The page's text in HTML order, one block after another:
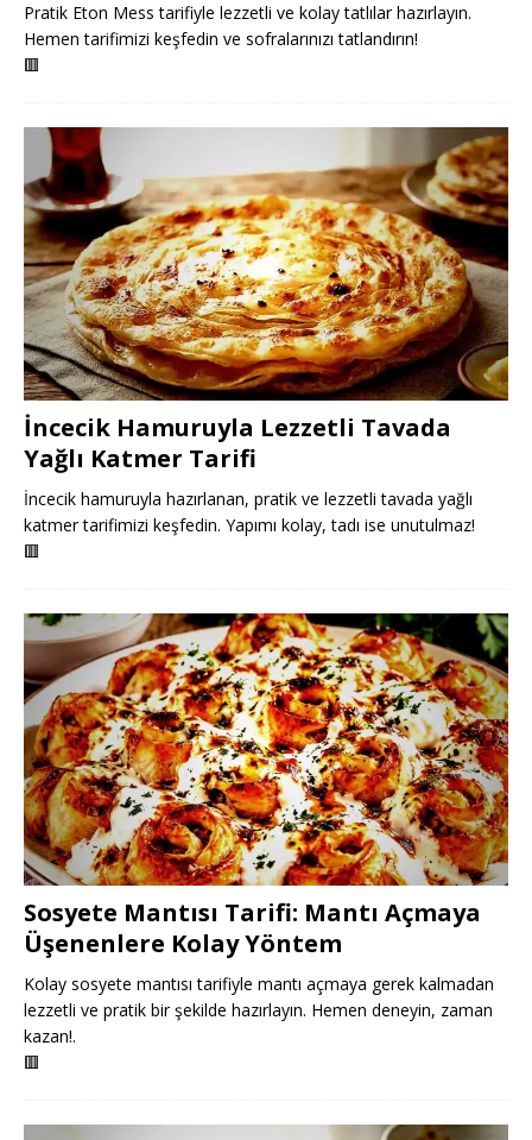
Pratik Eton Mess tarifiyle lezzetli ve kolay tatlılar hazırlayın.
Hemen tarifimizi keşfedin ve sofralarınızı tatlandırın!
🟥
İncecik Hamuruyla Lezzetli Tavada
Yağlı Katmer Tarifi
İncecik hamuruyla hazırlanan, pratik ve lezzetli tavada yağlı
katmer tarifimizi keşfedin. Yapımı kolay, tadı ise unutulmaz!
🟥
Sosyete Mantısı Tarifi: Mantı Açmaya
Üşenenlere Kolay Yöntem
Kolay sosyete mantısı tarifiyle mantı açmaya gerek kalmadan
lezzetli ve pratik bir şekilde hazırlayın. Hemen deneyin, zaman
kazan!.
🟥